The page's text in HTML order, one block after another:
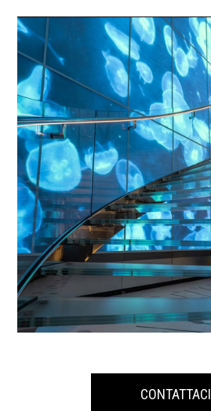
CONTATTACI